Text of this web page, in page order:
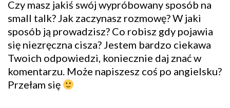
Czy masz jakiś swój wypróbowany sposób na
small talk? Jak zaczynasz rozmowę? W jaki
sposób ją prowadzisz? Co robisz gdy pojawia
się niezręczna cisza? Jestem bardzo ciekawa
Twoich odpowiedzi, koniecznie daj znać w
komentarzu. Może napiszesz coś po angielsku?
Przełam się